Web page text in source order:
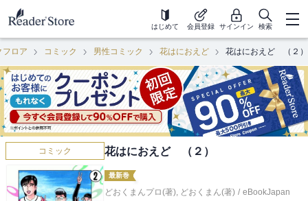
はじめて 会員登録 サインイン 検索
フロア コミック 男性コミック 花はにおえど 花はにおえど （２）
コミック 花はにおえど （２）
最新巻
どおくまんプロ(著), どおくまん(著) / eBookJapan